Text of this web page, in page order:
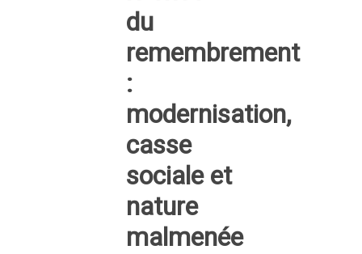
du
remembrement
:
modernisation,
casse
sociale et
nature
malmenée